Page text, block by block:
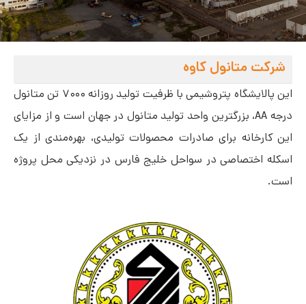
شرکت متانول کاوه
این پالایشگاه پتروشیمی با ظرفیت تولید روزانه ۷۰۰۰ تن متانول
درجه AA، بزرگترین واحد تولید متانول در جهان است و از مزایای
این کارخانه برای صادرات محصولات تولیدی، بهره‌مندی از یک
اسکله اختصاصی در سواحل خلیج فارس در نزدیکی محل پروژه
است.